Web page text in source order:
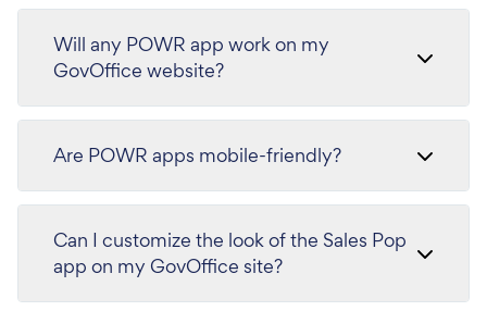
Will any POWR app work on my
GovOffice website?
Are POWR apps mobile-friendly?
Can I customize the look of the Sales Pop
app on my GovOffice site?